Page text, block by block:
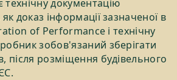
технічну документацію
доказ інформації зазначеної в
of Performance і технічну
зобов'язаний зберігати
після розміщення будівельного